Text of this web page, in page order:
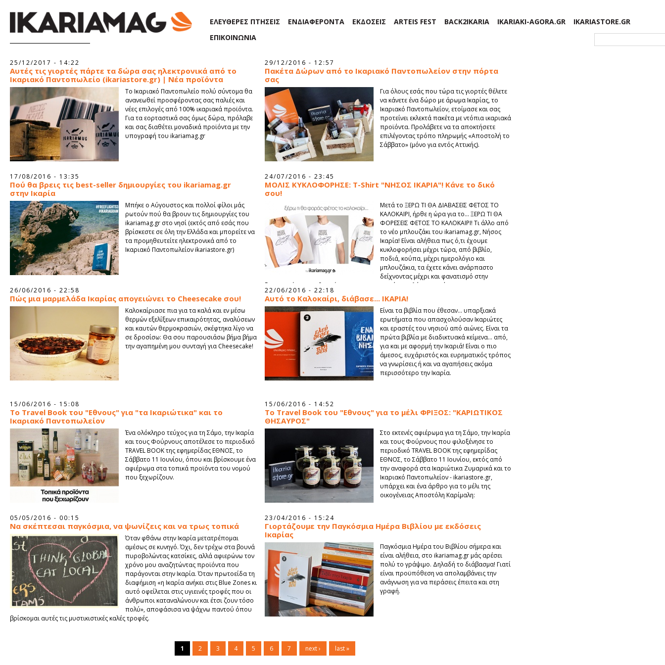
ΕΛΕΥΘΕΡΕΣ ΠΤΗΣΕΙΣ ΕΝΔΙΑΦΕΡΟΝΤΑ ΕΚΔΟΣΕΙΣ ARTEIS FEST BACK2IKARIA IKARIAKI-AGORA.GR
IKARIASTORE.GR
ΕΠΙΚΟΙΝΩΝΙΑ
25/12/2017 - 14:22
Αυτές τις γιορτές πάρτε τα δώρα σας ηλεκτρονικά από το
Ικαριακό Παντοπωλείο (ikariastore.gr) | Νέα προϊόντα
To Ικαριακό Παντοπωλείο πολύ σύντομα θα
ανανεωθεί προσφέροντας σας παλιές και
νέες επιλογές από 100% ικαριακά προϊόντα.
Για τα εορταστικά σας όμως δώρα, πρόλαβε
και σας διαθέτει μοναδικά προϊόντα με την
υπογραφή του ikariamag.gr
29/12/2016 - 12:57
Πακέτα Δώρων από το Ικαριακό Παντοπωλείον στην πόρτα
σας
Για όλους εσάς που τώρα τις γιορτές θέλετε
να κάνετε ένα δώρο με άρωμα Ικαρίας, το
Ικαριακό Παντοπωλείον, ετοίμασε και σας
προτείνει εκλεκτά πακέτα με ντόπια ικαριακά
προϊόντα. Προλάβετε να τα αποκτήσετε
επιλέγοντας τρόπο πληρωμής «Αποστολή το
Σάββατο» (μόνο για εντός Αττικής).
17/08/2016 - 13:35
Πού θα βρεις τις best-seller δημιουργίες του ikariamag.gr
στην Ικαρία
Μπήκε ο Αύγουστος και πολλοί φίλοι μάς
ρωτούν πού θα βρουν τις δημιουργίες του
ikariamag.gr στο νησί (εκτός από εσάς που
βρίσκεστε σε όλη την Ελλάδα και μπορείτε να
τα προμηθευτείτε ηλεκτρονικά από το
Ικαριακό Παντοπωλείον ikariastore.gr)
24/07/2016 - 23:45
ΜΟΛΙΣ ΚΥΚΛΟΦΟΡΗΣΕ: Τ-Shirt "ΝΗΣΟΣ ΙΚΑΡΙΑ"! Κάνε το δικό
σου!
Μετά το ΞΕΡΩ ΤΙ ΘΑ ΔΙΑΒΑΣΕΙΣ ΦΕΤΟΣ ΤΟ
ΚΑΛΟΚΑΙΡΙ, ήρθε η ώρα για το... ΞΕΡΩ ΤΙ ΘΑ
ΦΟΡΕΣΕΙΣ ΦΕΤΟΣ ΤΟ ΚΑΛΟΚΑΙΡΙ! Τι άλλο από
το νέο μπλουζάκι του ikariamag.gr, Νήσος
Ικαρία! Είναι αλήθεια πως ό,τι έχουμε
κυκλοφορήσει μέχρι τώρα, από βιβλίο,
ποδιά, κούπα, μέχρι ημερολόγιο και
μπλουζάκια, τα έχετε κάνει ανάρπαστο
δείχνοντας μέχρι και φανατισμό στην
ξεχωριστή μας αισθητική και σας ευχαριστούμε πολύ για αυτό!
26/06/2016 - 22:58
Πώς μια μαρμελάδα Ικαρίας απογειώνει το Cheesecake σου!
Καλοκαίριασε πια για τα καλά και εν μέσω
θερμών εξελίξεων επικαιρότητας, αναλύσεων
και καυτών θερμοκρασιών, σκέφτηκα λίγο να
σε δροσίσω: Θα σου παρουσιάσω βήμα βήμα
την αγαπημένη μου συνταγή για Cheesecake!
22/06/2016 - 22:18
Αυτό το Καλοκαίρι, διάβασε... ΙΚΑΡΙΑ!
Είναι τα βιβλία που έθεσαν... υπαρξιακά
ερωτήματα που απασχολούσαν Ικαριώτες
και εραστές του νησιού από αιώνες. Είναι τα
πρώτα βιβλία με διαδικτυακά κείμενα... από,
για και με αφορμή την Ικαριά! Είναι ο πιο
άμεσος, ευχάριστός και ευρηματικός τρόπος
να γνωρίσεις ή και να αγαπήσεις ακόμα
περισσότερο την Ικαρία.
15/06/2016 - 15:08
Το Travel Book του "Εθνους" για "τα Ικαριώτικα" και το
Ικαριακό Παντοπωλείον
Ένα ολόκληρο τεύχος για τη Σάμο, την Ικαρία
και τους Φούρνους αποτέλεσε το περιοδικό
TRAVEL BOOK της εφημερίδας ΕΘΝΟΣ, το
Σάββατο 11 Ιουνίου, όπου και βρίσκουμε ένα
αφιέρωμα στα τοπικά προϊόντα του νομού
που ξεχωρίζουν.
15/06/2016 - 14:52
Το Travel Book του "Εθνους" για το μέλι ΦΡΙΞΟΣ: "ΚΑΡΙΩΤΙΚΟΣ
ΘΗΣΑΥΡΟΣ"
Στο εκτενές αφιέρωμα για τη Σάμο, την Ικαρία
και τους Φούρνους που φιλοξένησε το
περιοδικό TRAVEL BOOK της εφημερίδας
ΕΘΝΟΣ, το Σάββατο 11 Ιουνίου, εκτός από
την αναφορά στα Ικαριώτικα Ζυμαρικά και το
Ικαριακό Παντοπωλείον - ikariastore.gr,
υπάρχει και ένα άρθρο για το μέλι της
οικογένειας Αποστόλη Καρίμαλη:
05/05/2016 - 00:15
Να σκέπτεσαι παγκόσμια, να ψωνίζεις και να τρως τοπικά
Όταν φθάνω στην Ικαρία μετατρέπομαι
αμέσως σε κυνηγό. Όχι, δεν τρέχω στα βουνά
πυροβολώντας κατσίκες, αλλά αφιερώνω τον
χρόνο μου αναζητώντας προϊόντα που
παράγονται στην Ικαρία. Όταν πρωτοείδα τη
διαφήμιση «η Ικαρία ανήκει στις Blue Zones κι
αυτό οφείλεται στις υγιεινές τροφές που οι
άνθρωποι καταναλώνουν και έτσι ζουν τόσο
πολύ», αποφάσισα να ψάχνω παντού όπου
βρίσκομαι αυτές τις μυστικιστικές καλές τροφές.
23/04/2016 - 15:24
Γιορτάζουμε την Παγκόσμια Ημέρα Βιβλίου με εκδόσεις
Ικαρίας
Παγκόσμια Ημέρα του Βιβλίου σήμερα και
είναι αλήθεια, στο ikariamag.gr μάς αρέσει
πολύ το γράψιμο. Δηλαδή το διάβασμα! Γιατί
είναι προϋπόθεση να απολαμβάνεις την
ανάγνωση για να περάσεις έπειτα και στη
γραφή.
1 2 3 4 5 6 7 next › last »